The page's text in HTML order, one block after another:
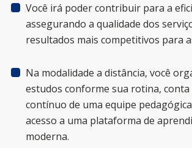
Você irá poder contribuir para a
assegurando a qualidade dos
resultados mais competitivos para
Na modalidade a distância, você
estudos conforme sua rotina,
contínuo de uma equipe
acesso a uma plataforma de
moderna.